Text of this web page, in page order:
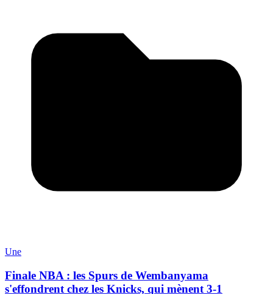
Une
Finale NBA : les Spurs de Wembanyama
s'effondrent chez les Knicks, qui mènent 3-1